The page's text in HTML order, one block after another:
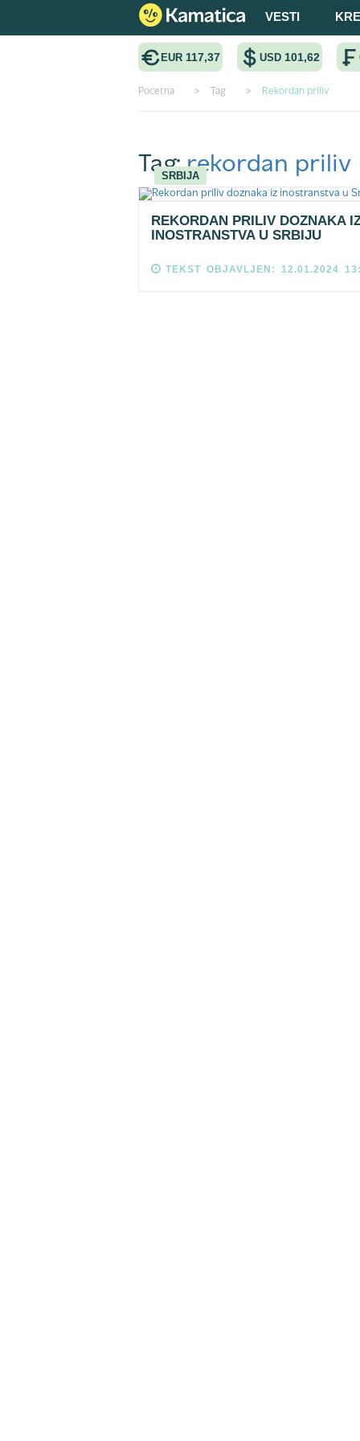
VESTI
EUR 117,37 USD 101,62
Pocetna > Tag > Rekordan priliv
Tag:rekordan priliv
SRBIJA
REKORDAN PRILIV DOZNAKA
INOSTRANSTVA U SRBIJU
TEKST OBJAVLJEN: 12.01.2024